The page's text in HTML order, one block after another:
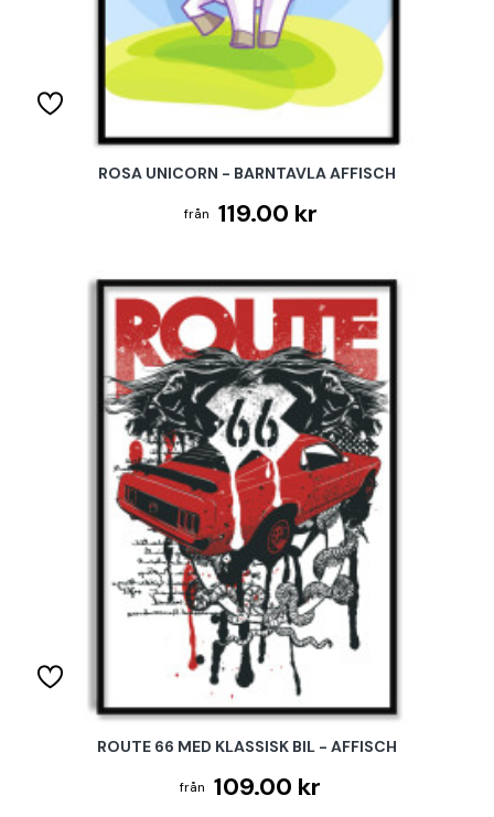
ROSA UNICORN - BARNTAVLA AFFISCH
119.00 kr
ROUTE 66 MED KLASSISK BIL - AFFISCH
109.00 kr